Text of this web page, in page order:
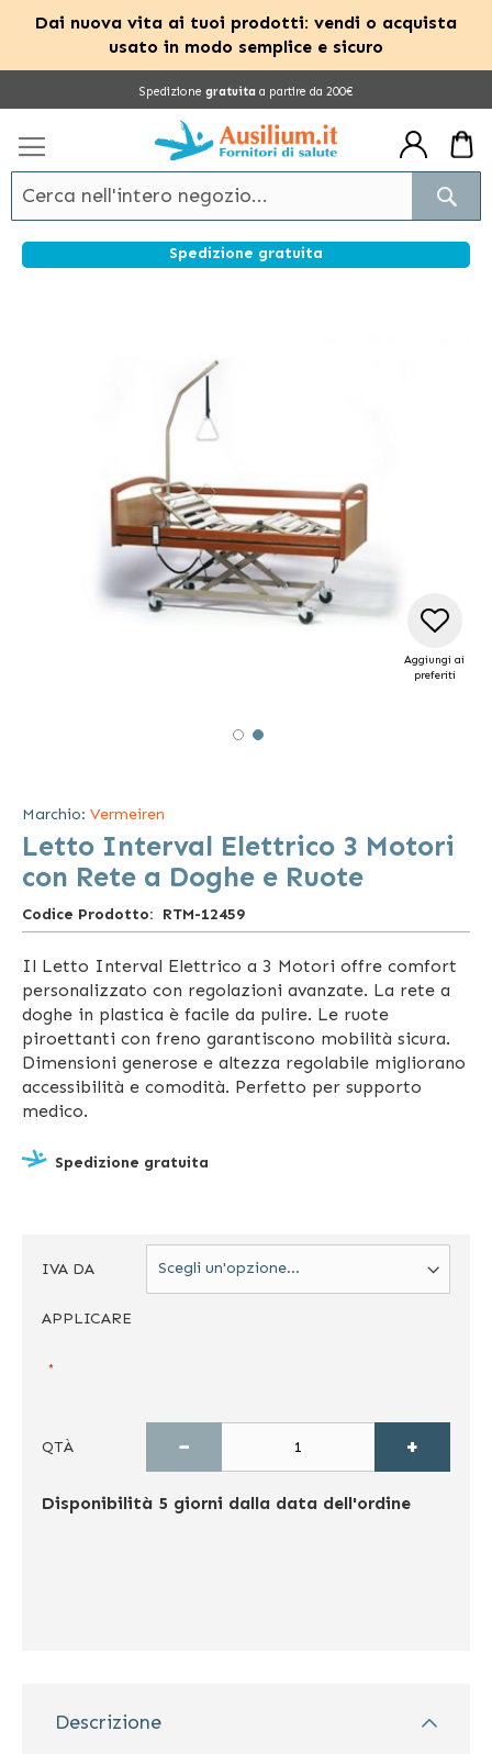
Dai nuova vita ai tuoi prodotti: vendi o acquista
usato in modo semplice e sicuro
Spedizione gratuita a partire da 200€
Spedizione gratuita
galleria
immagini
Aggiungi ai
preferiti
Marchio: Vermeiren
Letto Interval Elettrico 3 Motori
con Rete a Doghe e Ruote
Codice Prodotto RTM-12459
Il Letto Interval Elettrico a 3 Motori offre comfort
personalizzato con regolazioni avanzate. La rete a
doghe in plastica è facile da pulire. Le ruote
piroettanti con freno garantiscono mobilità sicura.
Dimensioni generose e altezza regolabile migliorano
accessibilità e comodità. Perfetto per supporto
medico.
Spedizione gratuita
IVA DA
APPLICARE
QTÀ − +
Disponibilità 5 giorni dalla data dell'ordine
Descrizione